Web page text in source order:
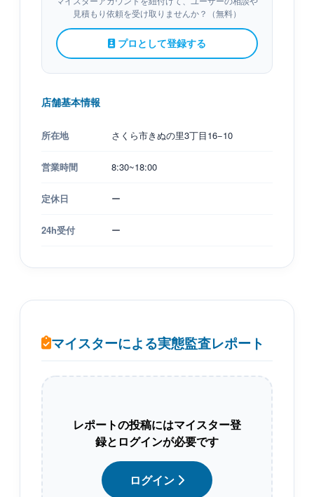
見積もり依頼を受け取りませんか？（無料）
プロとして登録する
店舗基本情報
所在地 さくら市きぬの里3丁目16−10
営業時間 8:30~18:00
定休日 ー
24h受付 ー
マイスターによる実態監査レポート
レポートの投稿にはマイスター登
録とログインが必要です
ログイン